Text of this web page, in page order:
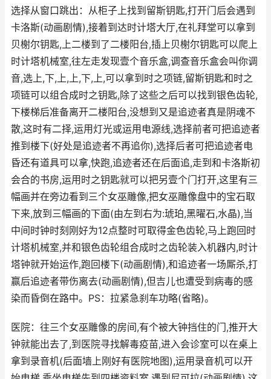
选择从窗口跳出：从柜子上找到留斯钥匙,打开门后会遇到
卡洛斯(动画剧情),接着到达时计塔大厅,在礼拜堂可以拿到
贝榭尔钥匙,上二楼到了二楼阳台,插上贝榭尔钥匙可以爬上
时计塔机械室,往左走发现壹个音乐盒,调查音乐盒会叫你调
音,选上,下,上,上,下,上,可以拿到时之项链,留斯钥匙和时之
项链可以组合成时之钥匙,除了这些之后可以找到银色齿轮,
下楼梯后准备离开二楼阳台,没想到又是追迹者真是阴魂不
散,这时有二择,运用灯光或运用电源线,选择前者可把追迹者
推到楼下(好处是追迹者不再追你),选择后者可把追迹者电
昏还有道具可以拿,快跑,追迹者还在后面追,走到和卡洛斯初
会合的书房,运用时之钥匙就可以把另壹个门打开,这里有三
幅画并在旁边看到三个女巫雕像,把女巫雕像盘中的宝石取
下来,放到三幅画的下面(由左到右为:琥珀,黑曜石,水晶),当
中间时钟时刻刚好为12点整时可取得金色齿轮,马上跑回时
计塔机械室,并和银色齿轮组合成时之齿轮装入机器内,时计
塔钟就开始运作,跑回楼下(动画剧情),和追迹者一场厮杀,打
赢后追迹者带伤离去(动画剧情),但吉儿也遭受到病毒的感
染而昏倒在路中。PS：拉紧急刹车功略(省略)。
医院：往三个女巫雕像的房间,有个被大钟挡住的门,推开大
钟就能出去了,到医院寻找解毒疫苗,进入会诊室可以在桌上
拿到录音机(后面墙上刚好有医院地图),运用录音机可以开